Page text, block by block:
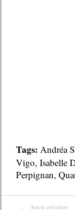
Tags: Andréa
Vigo, Isabelle
Perpignan,
Article précédent